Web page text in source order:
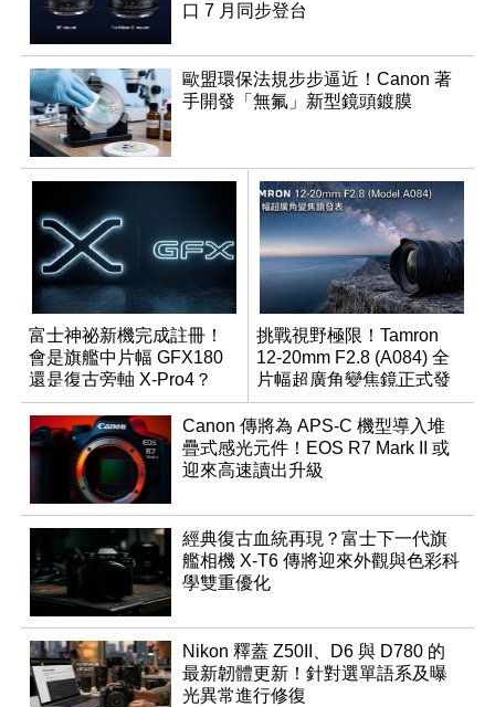
口 7 月同步登台
歐盟環保法規步步逼近！Canon 著
手開發「無氟」新型鏡頭鍍膜
富士神祕新機完成註冊！
會是旗艦中片幅 GFX180
還是復古旁軸 X-Pro4？
挑戰視野極限！Tamron
12-20mm F2.8 (A084) 全
片幅超廣角變焦鏡正式發
表
Canon 傳將為 APS-C 機型導入堆
疊式感光元件！EOS R7 Mark II 或
迎來高速讀出升級
經典復古血統再現？富士下一代旗
艦相機 X-T6 傳將迎來外觀與色彩科
學雙重優化
Nikon 釋蓋 Z50II、D6 與 D780 的
最新韌體更新！針對選單語系及曝
光異常進行修復